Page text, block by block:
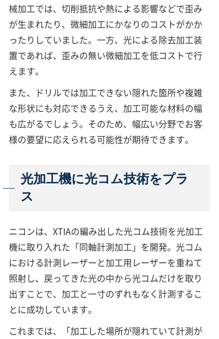
械加工では、切削抵抗や熱による影響などで歪み
が生まれたり、微細加工にかなりのコストがかか
ったりしていました。一方、光による除去加工装
置であれば、歪みの無い微細加工を低コストで行
えます。
また、ドリルでは加工できない隠れた箇所や複雑
な形状にも対応できるうえ、加工可能な材料の幅
も広がるでしょう。そのため、幅広い分野でお客
様の要望に応えられる可能性が期待できます。
光加工機に光コム技術をプラ
ス
ニコンは、XTIAの編み出した光コム技術を光加工
機に取り入れた「同軸計測加工」を開発。光コム
における計測レーザーと加工用レーザーを重ねて
照射し、戻ってきた光の中から光コムだけを取り
出すことで、加工と一寸のずれもなく計測するこ
とに成功しています。
これまでは、「加工した場所が隠れていて計測が